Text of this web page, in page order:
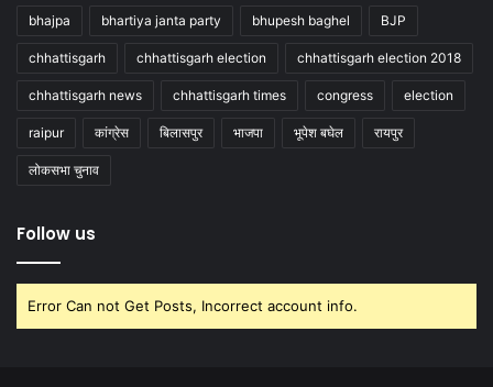
bhajpa bhartiya janta party bhupesh baghel BJP
chhattisgarh chhattisgarh election chhattisgarh election 2018
chhattisgarh news chhattisgarh times congress election
raipur कांग्रेस बिलासपुर भाजपा भूपेश बघेल रायपुर
लोकसभा चुनाव
Follow us
Error Can not Get Posts, Incorrect account info.